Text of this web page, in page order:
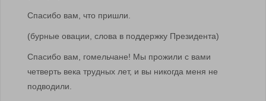
Спасибо вам, что пришли.
(бурные овации, слова в поддержку Президента)
Спасибо вам, гомельчане! Мы прожили с вами
четверть века трудных лет, и вы никогда меня не
подводили.